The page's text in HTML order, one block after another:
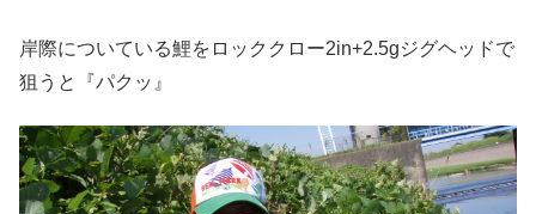
岸際についている鯉をロッククロー2in+2.5gジグヘッドで
狙うと『パクッ』